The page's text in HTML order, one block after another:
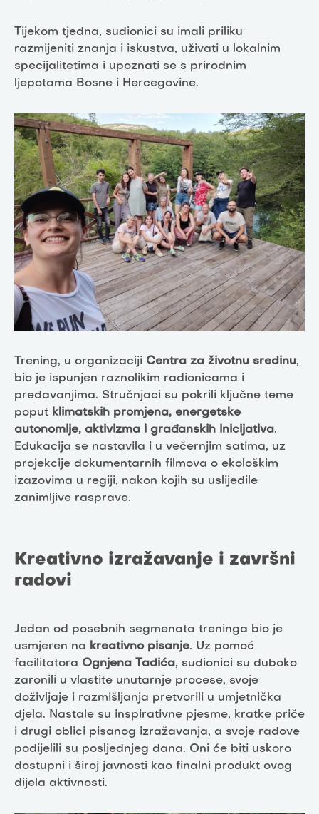
Tijekom tjedna, sudionici su imali priliku
razmijeniti znanja i iskustva, uživati u lokalnim
specijalitetima i upoznati se s prirodnim
ljepotama Bosne i Hercegovine.
Trening, u organizaciji Centra za životnu sredinu,
bio je ispunjen raznolikim radionicama i
predavanjima. Stručnjaci su pokrili ključne teme
poput klimatskih promjena, energetske
autonomije, aktivizma i građanskih inicijativa.
Edukacija se nastavila i u večernjim satima, uz
projekcije dokumentarnih filmova o ekološkim
izazovima u regiji, nakon kojih su uslijedile
zanimljive rasprave.
Kreativno izražavanje i završni
radovi
Jedan od posebnih segmenata treninga bio je
usmjeren na kreativno pisanje. Uz pomoć
facilitatora Ognjena Tadića, sudionici su duboko
zaronili u vlastite unutarnje procese, svoje
doživljaje i razmišljanja pretvorili u umjetnička
djela. Nastale su inspirativne pjesme, kratke priče
i drugi oblici pisanog izražavanja, a svoje radove
podijelili su posljednjeg dana. Oni će biti uskoro
dostupni i široj javnosti kao finalni produkt ovog
dijela aktivnosti.